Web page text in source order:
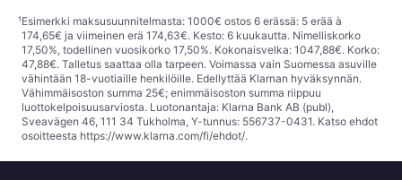
¹Esimerkki maksusuunnitelmasta: 1000€ ostos 6 erässä: 5 erää à
174,65€ ja viimeinen erä 174,63€. Kesto: 6 kuukautta. Nimelliskorko
17,50%, todellinen vuosikorko 17,50%. Kokonaisvelka: 1047,88€. Korko:
47,88€. Talletus saattaa olla tarpeen. Voimassa vain Suomessa asuville
vähintään 18-vuotiaille henkilöille. Edellyttää Klarnan hyväksynnän.
Vähimmäisoston summa 25€; enimmäisoston summa riippuu
luottokelpoisuusarviosta. Luotonantaja: Klarna Bank AB (publ),
Sveavägen 46, 111 34 Tukholma, Y-tunnus: 556737-0431. Katso ehdot
osoitteesta https://www.klarna.com/fi/ehdot/.